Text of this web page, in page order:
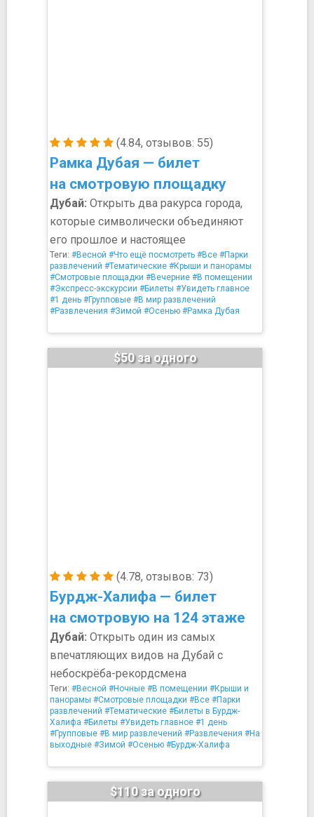
(4.84, отзывов: 55)
Рамка Дубая — билет
на смотровую площадку
Дубай: Открыть два ракурса города,
которые символически объединяют
его прошлое и настоящее
Теги: #Весной #Что ещё посмотреть #Все #Парки
развлечений #Тематические #Крыши и панорамы
#Смотровые площадки #Вечерние #В помещении
#Экспресс-экскурсии #Билеты #Увидеть главное
#1 день #Групповые #В мир развлечений
#Развлечения #Зимой #Осенью #Рамка Дубая
(4.78, отзывов: 73)
Бурдж-Халифа — билет
на смотровую на 124 этаже
$50 за одного
Дубай: Открыть один из самых
впечатляющих видов на Дубай с
небоскрёба-рекордсмена
Теги: #Весной #Ночные #В помещении #Крыши и
панорамы #Смотровые площадки #Все #Парки
развлечений #Тематические #Билеты в Бурдж-
Халифа #Билеты #Увидеть главное #1 день
#Групповые #В мир развлечений #Развлечения #На
выходные #Зимой #Осенью #Бурдж-Халифа
$110 за одного